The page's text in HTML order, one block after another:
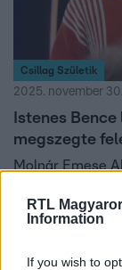
RTL
Information
If you wish to
Csillag Születik
2025. november
Istenes
megszegte
Molnár Emese
mutatta meg